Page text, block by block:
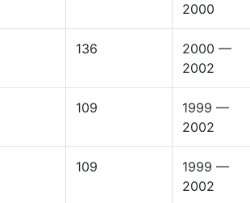
2000
136
2000 —
2002
109
1999 —
2002
109
1999 —
2002